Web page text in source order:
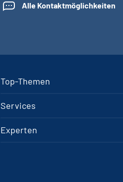
Alle Kontaktmöglichkeiten
Top-Themen
Services
Experten